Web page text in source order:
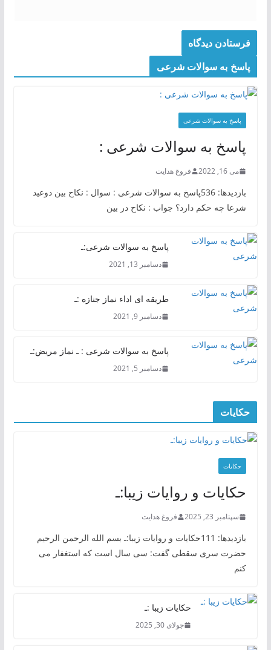
پاسخ به سوالات شرعی
پاسخ به سوالات شرعی
پاسخ به سوالات شرعی :
می 16, 2022 فروغ هدایت
بازدیدها: 536پاسخ به سوالات شرعی : سوال : نکاح بین دوعید
شرعا چه حکم دارد؟ جواب : نکاح در بین
پاسخ به سوالات شرعی:ـ
دسامبر 13, 2021
طریقه ای اداء نماز جنازه :ـ
دسامبر 9, 2021
پاسخ به سوالات شرعی : ـ نماز مریض:ـ
دسامبر 5, 2021
حکایات
حکایات
حکایات و روایات زیبا:ـ
سپتامبر 23, 2025 فروغ هدایت
بازدیدها: 111حکایات و روایات زیبا:ـ بسم الله الرحمن الرحیم
حضرت سری سقطی گفت: سی سال است که استغفار می
کنم
حکایات زیبا :ـ
جولای 30, 2025